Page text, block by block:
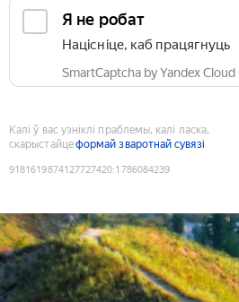
Я не робат
Націсніце, каб працягнуць
SmartCaptcha by Yandex Cloud
Калі ў вас узніклі праблемы, калі ласка,
скарыстайцеформай зваротнай сувязі
9181619874127727420:1786084239